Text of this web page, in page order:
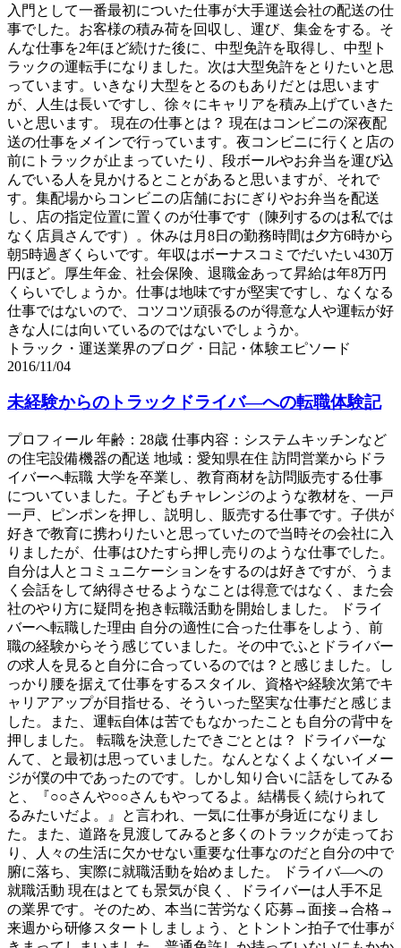
入門として一番最初についた仕事が大手運送会社の配送の仕
事でした。お客様の積み荷を回収し、運び、集金をする。そ
んな仕事を2年ほど続けた後に、中型免許を取得し、中型ト
ラックの運転手になりました。次は大型免許をとりたいと思
っています。いきなり大型をとるのもありだとは思います
が、人生は長いですし、徐々にキャリアを積み上げていきた
いと思います。 現在の仕事とは？ 現在はコンビニの深夜配
送の仕事をメインで行っています。夜コンビニに行くと店の
前にトラックが止まっていたり、段ボールやお弁当を運び込
んでいる人を見かけるとことがあると思いますが、それで
す。集配場からコンビニの店舗におにぎりやお弁当を配送
し、店の指定位置に置くのが仕事です（陳列するのは私では
なく店員さんです）。休みは月8日の勤務時間は夕方6時から
朝5時過ぎくらいです。年収はボーナスコミでだいたい430万
円ほど。厚生年金、社会保険、退職金あって昇給は年8万円
くらいでしょうか。仕事は地味ですが堅実ですし、なくなる
仕事ではないので、コツコツ頑張るのが得意な人や運転が好
きな人には向いているのではないでしょうか。
トラック・運送業界のブログ・日記・体験エピソード
2016/11/04
未経験からのトラックドライバ―への転職体験記
プロフィール 年齢：28歳 仕事内容：システムキッチンなど
の住宅設備機器の配送 地域：愛知県在住 訪問営業からドラ
イバーへ転職 大学を卒業し、教育商材を訪問販売する仕事
についていました。子どもチャレンジのような教材を、一戸
一戸、ピンポンを押し、説明し、販売する仕事です。子供が
好きで教育に携わりたいと思っていたので当時その会社に入
りましたが、仕事はひたすら押し売りのような仕事でした。
自分は人とコミュニケーションをするのは好きですが、うま
く会話をして納得させるようなことは得意ではなく、また会
社のやり方に疑問を抱き転職活動を開始しました。 ドライ
バーへ転職した理由 自分の適性に合った仕事をしよう、前
職の経験からそう感じていました。その中でふとドライバー
の求人を見ると自分に合っているのでは？と感じました。し
っかり腰を据えて仕事をするスタイル、資格や経験次第でキ
ャリアアップが目指せる、そういった堅実な仕事だと感じま
した。また、運転自体は苦でもなかったことも自分の背中を
押しました。 転職を決意したできごととは？ ドライバーな
んて、と最初は思っていました。なんとなくよくないイメー
ジが僕の中であったのです。しかし知り合いに話をしてみる
と、『○○さんや○○さんもやってるよ。結構長く続けられて
るみたいだよ。』と言われ、一気に仕事が身近になりまし
た。また、道路を見渡してみると多くのトラックが走ってお
り、人々の生活に欠かせない重要な仕事なのだと自分の中で
腑に落ち、実際に就職活動を始めました。 ドライバ―への
就職活動 現在はとても景気が良く、ドライバーは人手不足
の業界です。そのため、本当に苦労なく応募→面接→合格→
来週から研修スタートしましょう、とトントン拍子で仕事が